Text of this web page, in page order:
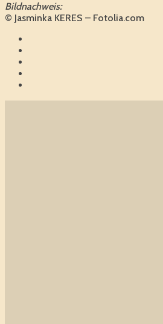
Bildnachweis:
© Jasminka KERES – Fotolia.com